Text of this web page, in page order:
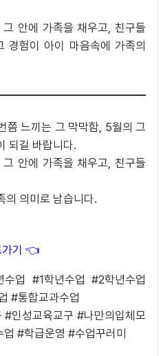
안에 가족을 채우고, 친구들
경험이 아이 마음속에 가족의
쯤 느끼는 그 막막함, 5월의 그
되길 바랍니다.
안에 가족을 채우고, 친구들
의 의미로 남습니다.
가기 👈
수업 #1학년수업 #2학년수업
#통합교과수업
인성교육교구 #나만의입체모
#학급운영 #수업꾸러미